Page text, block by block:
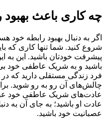
چه کاری باعث
اگر به دنبال بهبود رابطه خود
شروع کنید. شما تنها کاری که
پیشرفت خودتان باشید. این به
باشید و به شریک عاطفی خود
فرد زندگی مستقلی دارید که
چالش‌های آن رو به رو شوید.
عادت‌های شریک عاطفی خود
عادت او باشید؛ به جای آن به
عصبانیت خود باشید.